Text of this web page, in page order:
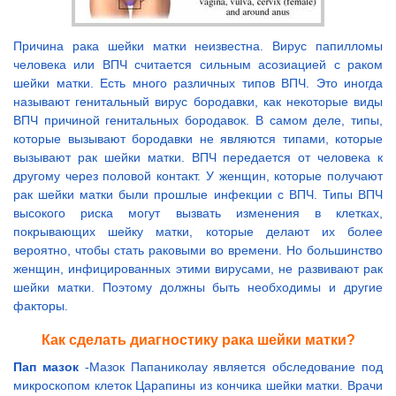
Причина рака шейки матки неизвестна. Вирус папилломы
человека или ВПЧ считается сильным асозиацией с раком
шейки матки. Есть много различных типов ВПЧ. Это иногда
называют генитальный вирус бородавки, как некоторые виды
ВПЧ причиной генитальных бородавок. В самом деле, типы,
которые вызывают бородавки не являются типами, которые
вызывают рак шейки матки. ВПЧ передается от человека к
другому через половой контакт. У женщин, которые получают
рак шейки матки были прошлые инфекции с ВПЧ. Типы ВПЧ
высокого риска могут вызвать изменения в клетках,
покрывающих шейку матки, которые делают их более
вероятно, чтобы стать раковыми во времени. Но большинство
женщин, инфицированных этими вирусами, не развивают рак
шейки матки. Поэтому должны быть необходимы и другие
факторы.
Как сделать диагностику рака шейки матки?
Пап мазок -Мазок Папаниколау является обследование под
микроскопом клеток Царапины из кончика шейки матки. Врачи